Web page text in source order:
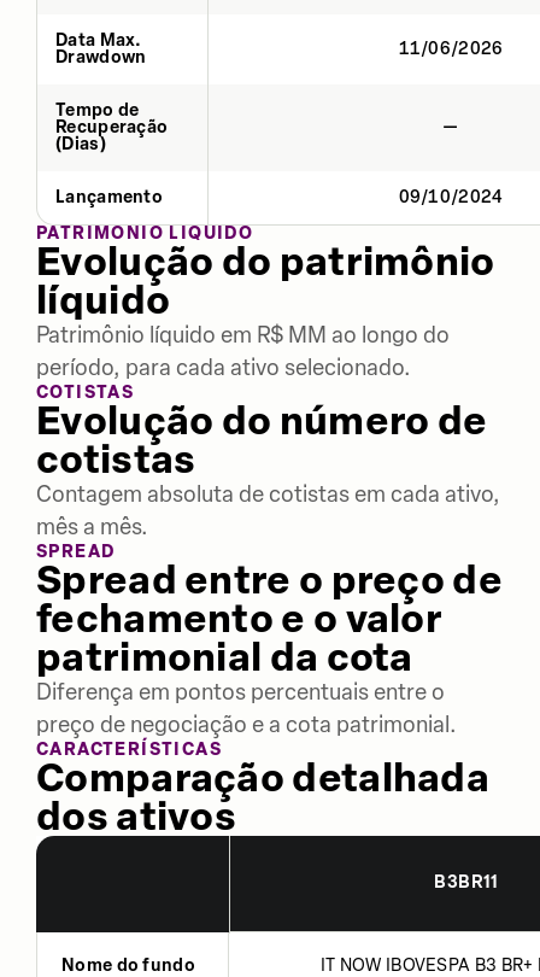
Data Max.
Drawdown
11/06/2026
Tempo de
Recuperação
(Dias)
—
Lançamento
09/10/2024
PATRIMÔNIO LÍQUIDO
Evolução do patrimônio
líquido
Patrimônio líquido em R$ MM ao longo do
período, para cada ativo selecionado.
COTISTAS
Evolução do número de
cotistas
Contagem absoluta de cotistas em cada ativo,
mês a mês.
SPREAD
Spread entre o preço de
fechamento e o valor
patrimonial da cota
Diferença em pontos percentuais entre o
preço de negociação e a cota patrimonial.
CARACTERÍSTICAS
Comparação detalhada
dos ativos
B3BR11
Nome do fundo IT NOW IBOVESPA B3